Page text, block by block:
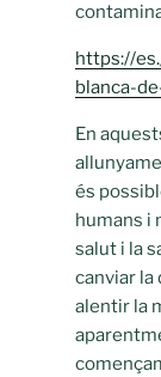
https://
blanca-
En
és
humans i
salut i la
canviar la
alentir la